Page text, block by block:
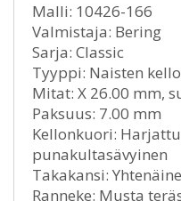
Malli: 10426-166
Valmistaja: Bering
Sarja: Classic
Tyyppi: Naisten
Mitat: X 26.00 mm,
Paksuus: 7.00 mm
Kellonkuori:
punakultasävyinen
Takakansi:
Ranneke: Musta